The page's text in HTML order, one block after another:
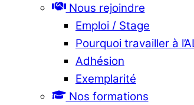
Nous rejoindre
Emploi / Stage
Pourquoi travailler à
Adhésion
Exemplarité
Nos formations